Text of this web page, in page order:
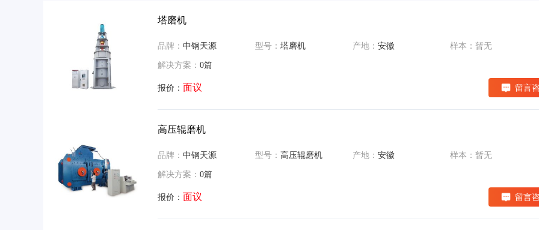
塔磨机
品牌： 中钢天源 型号： 塔磨机 产地： 安徽 样本：暂无
解决方案： 0篇
报价： 面议 留言
高压辊磨机
品牌： 中钢天源 型号： 高压辊磨机 产地： 安徽 样本：暂无
解决方案： 0篇
报价： 面议 留言